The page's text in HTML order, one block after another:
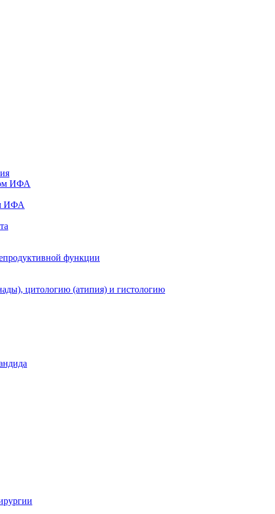
ИФА
ИФА
функции
цитологию (атипия) и гистологию